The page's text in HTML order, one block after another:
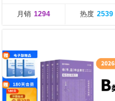
月销 1294 热度 2539